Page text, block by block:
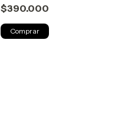
$390.000